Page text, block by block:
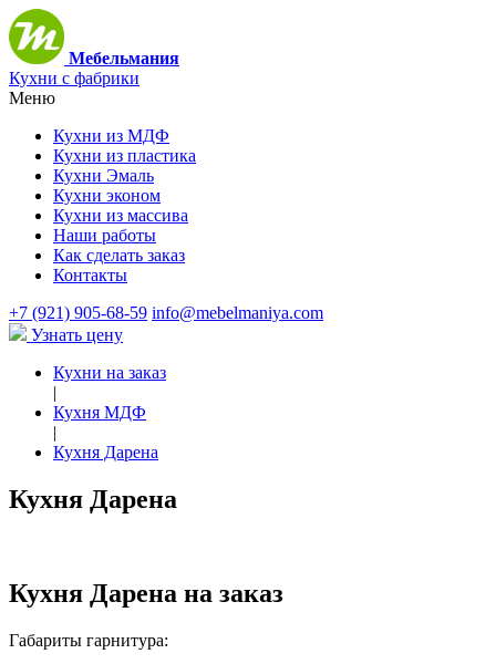
Мебельмания
Кухни с фабрики
Меню
Кухни из МДФ
Кухни из пластика
Кухни Эмаль
Кухни эконом
Кухни из массива
Наши работы
Как сделать заказ
Контакты
+7 (921) 905-68-59 info@mebelmaniya.com
Узнать цену
Кухни на заказ
|
Кухня МДФ
|
Кухня Дарена
Кухня Дарена
Кухня Дарена на заказ
Габариты гарнитура: